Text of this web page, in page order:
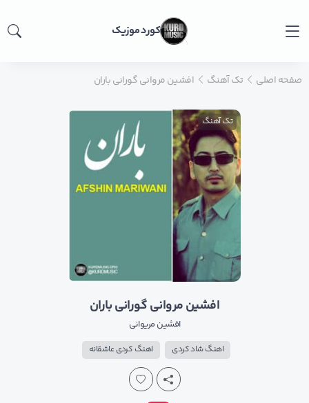
کورد موزیک
صفحه اصلی تک آهنگ افشین مروانی گورانی باران
تک آهنگ
افشین مروانی گورانی باران
افشین مریوانی
اهنگ شاد کردی اهنگ کردی عاشقانه